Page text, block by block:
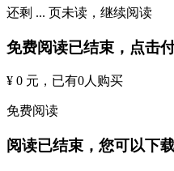
还剩 ... 页未读， 继续阅读
免费阅读已结束，点击
¥ 0 元 ，已有0人购买
免费阅读
阅读已结束，您可以下